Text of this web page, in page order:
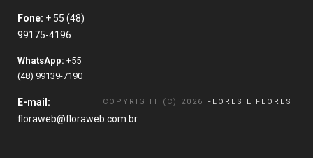
Fone: + 55 (48)
99175-4196
WhatsApp: +55
(48) 99139-7190
E-mail:
floraweb@floraweb.com.br
COPYRIGHT (C) 2026 FLORES E FLORES